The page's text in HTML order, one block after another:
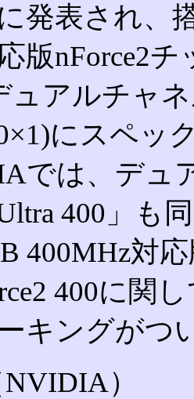
発表され、
版nForce2
ュアルチャ
にスペッ
では、デュ
Ultra 400」も
400MHz対
400に関
キングがつ
）